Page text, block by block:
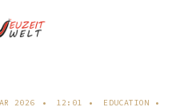
2026 • 12:01 • EDUCATION
•